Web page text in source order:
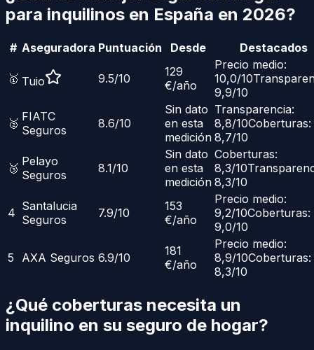
para inquilinos en España en 2026?
# Aseguradora Puntuación Desde Destacados
🥇 Tuio 9.5/10
129
€/año
Precio medio:
10,0/10
9,9/10
🥈 FIATC
Seguros
8.6/10
Sin dato
en esta
medición
Transparencia:
8,8/10Coberturas:
8,7/10
🥉 Pelayo
Seguros
8.1/10
Sin dato
en esta
medición
Coberturas:
8,3/10
8,3/10
4 Santalucia
Seguros
7.9/10
153
€/año
Precio medio:
9,2/10Coberturas:
9,0/10
5 AXA Seguros 6.9/10
181
€/año
Precio medio:
8,9/10Coberturas:
8,3/10
¿Qué coberturas necesita un
inquilino en su seguro de hogar?